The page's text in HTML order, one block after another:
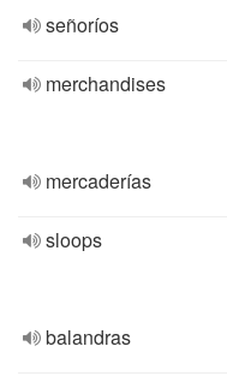
señoríos
merchandises
mercaderías
sloops
balandras